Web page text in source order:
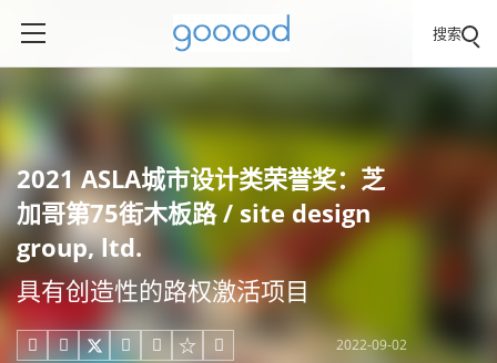
搜索
2021 ASLA城市设计类荣誉奖：芝
加哥第75街木板路 / site design
group, ltd.
具有创造性的路权激活项目
     2022-09-02